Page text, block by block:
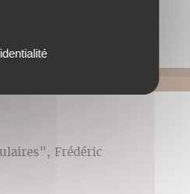
Frédéric